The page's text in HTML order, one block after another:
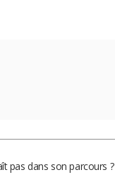
pas dans son parcours ?